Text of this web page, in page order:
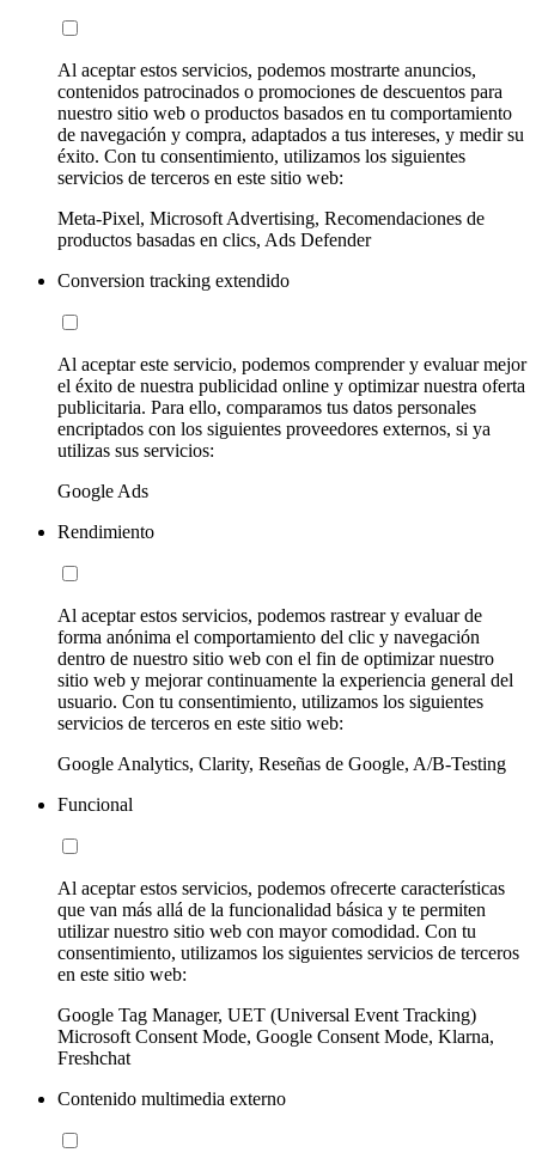
Al aceptar estos servicios, podemos mostrarte anuncios,
contenidos patrocinados o promociones de descuentos para
nuestro sitio web o productos basados en tu comportamiento
de navegación y compra, adaptados a tus intereses, y medir su
éxito. Con tu consentimiento, utilizamos los siguientes
servicios de terceros en este sitio web:
Meta-Pixel, Microsoft Advertising, Recomendaciones de
productos basadas en clics, Ads Defender
Conversion tracking extendido
Al aceptar este servicio, podemos comprender y evaluar mejor
el éxito de nuestra publicidad online y optimizar nuestra oferta
publicitaria. Para ello, comparamos tus datos personales
encriptados con los siguientes proveedores externos, si ya
utilizas sus servicios:
Google Ads
Rendimiento
Al aceptar estos servicios, podemos rastrear y evaluar de
forma anónima el comportamiento del clic y navegación
dentro de nuestro sitio web con el fin de optimizar nuestro
sitio web y mejorar continuamente la experiencia general del
usuario. Con tu consentimiento, utilizamos los siguientes
servicios de terceros en este sitio web:
Google Analytics, Clarity, Reseñas de Google, A/B-Testing
Funcional
Al aceptar estos servicios, podemos ofrecerte características
que van más allá de la funcionalidad básica y te permiten
utilizar nuestro sitio web con mayor comodidad. Con tu
consentimiento, utilizamos los siguientes servicios de terceros
en este sitio web:
Google Tag Manager, UET (Universal Event Tracking)
Microsoft Consent Mode, Google Consent Mode, Klarna,
Freshchat
Contenido multimedia externo